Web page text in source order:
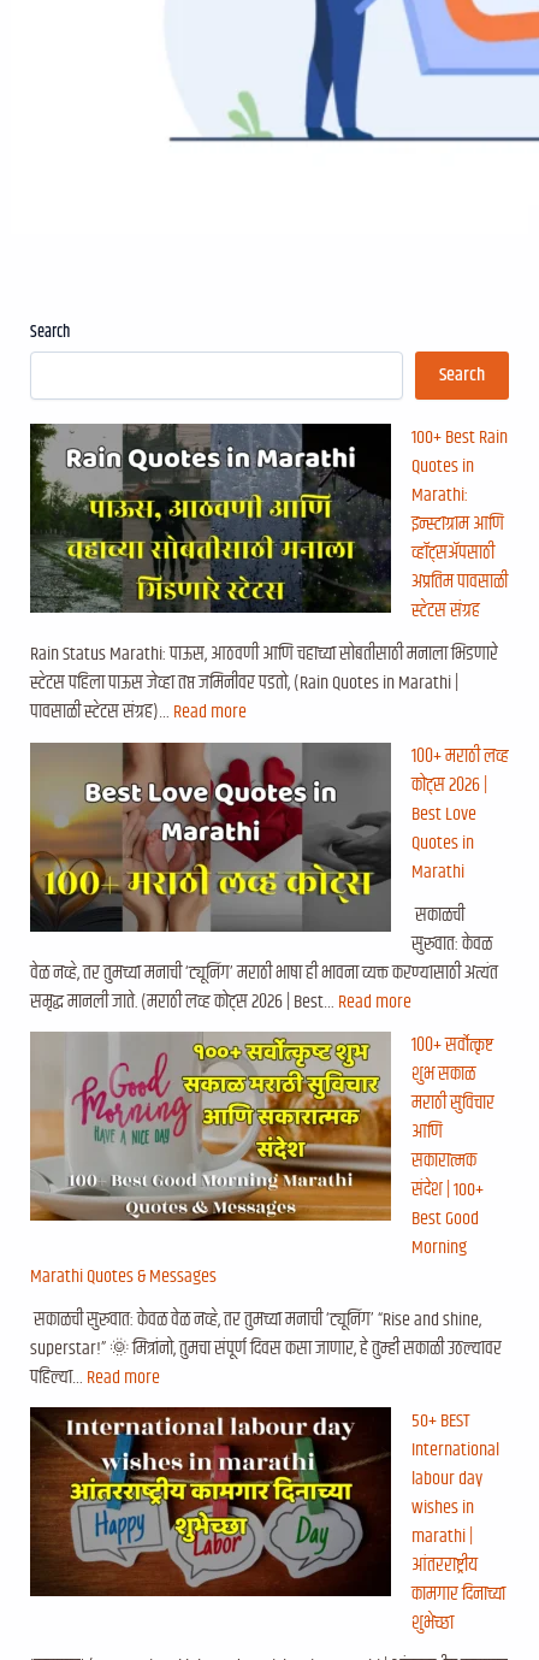
Search
Search
100+ Best Rain
Quotes in
Marathi:
इन्स्टाग्राम आणि
व्हॉट्सॲपसाठी
अप्रतिम पावसाळी
स्टेटस संग्रह
Rain Status Marathi: पाऊस, आठवणी आणि चहाच्या सोबतीसाठी मनाला भिडणारे
स्टेटस पहिला पाऊस जेव्हा तप्त जमिनीवर पडतो, (Rain Quotes in Marathi |
पावसाळी स्टेटस संग्रह)… Read more
१००+ मराठी लव्ह
कोट्स २०२६ |
Best Love
Quotes in
Marathi
सकाळची
सुरुवात: केवळ
वेळ नव्हे, तर तुमच्या मनाची ‘ट्यूनिंग’ मराठी भाषा ही भावना व्यक्त करण्यासाठी अत्यंत
समृद्ध मानली जाते. (मराठी लव्ह कोट्स २०२६ | Best… Read more
१००+ सर्वोत्कृष्ट
शुभ सकाळ
मराठी सुविचार
आणि
सकारात्मक
संदेश | 100+
Best Good
Morning
Marathi Quotes & Messages
सकाळची सुरुवात: केवळ वेळ नव्हे, तर तुमच्या मनाची ‘ट्यूनिंग’ “Rise and shine,
superstar!” 🌞 मित्रांनो, तुमचा संपूर्ण दिवस कसा जाणार, हे तुम्ही सकाळी उठल्यावर
पहिल्या… Read more
50+ BEST
International
labour day
wishes in
marathi |
आंतरराष्ट्रीय
कामगार दिनाच्या
शुभेच्छा